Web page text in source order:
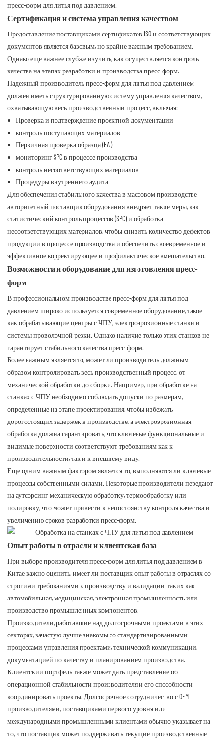
пресс-форм для литья под давлением.
Сертификация и система управления качеством
Предоставление поставщиками сертификатов ISO и соответствующих
документов является базовым, но крайне важным требованием.
Однако еще важнее глубже изучить, как осуществляется контроль
качества на этапах разработки и производства пресс-форм.
Надежный производитель пресс-форм для литья под давлением
должен иметь структурированную систему управления качеством,
охватывающую весь производственный процесс, включая:
Проверка и подтверждение проектной документации
контроль поступающих материалов
Первичная проверка образца (FAI)
мониторинг SPC в процессе производства
контроль несоответствующих материалов
Процедуры внутреннего аудита
Для обеспечения стабильного качества в массовом производстве
авторитетный поставщик оборудования внедряет такие меры, как
статистический контроль процессов (SPC) и обработка
несоответствующих материалов, чтобы снизить количество дефектов
продукции в процессе производства и обеспечить своевременное и
эффективное корректирующее и профилактическое вмешательство.
Возможности и оборудование для изготовления пресс-
форм
В профессиональном производстве пресс-форм для литья под
давлением широко используется современное оборудование, такое
как обрабатывающие центры с ЧПУ, электроэрозионные станки и
системы проволочной резки. Однако наличие только этих станков не
гарантирует стабильного качества пресс-форм.
Более важным является то, может ли производитель должным
образом контролировать весь производственный процесс, от
механической обработки до сборки. Например, при обработке на
станках с ЧПУ необходимо соблюдать допуски по размерам,
определенные на этапе проектирования, чтобы избежать
дорогостоящих задержек в производстве, а электроэрозионная
обработка должна гарантировать, что ключевые функциональные и
видимые поверхности соответствуют требованиям как к
производительности, так и к внешнему виду.
Еще одним важным фактором является то, выполняются ли ключевые
процессы собственными силами. Некоторые производители передают
на аутсорсинг механическую обработку, термообработку или
полировку, что может привести к непостоянству контроля качества и
увеличению сроков разработки пресс-форм.
Опыт работы в отрасли и клиентская база
При выборе производителя пресс-форм для литья под давлением в
Китае важно оценить, имеет ли поставщик опыт работы в отраслях со
строгими требованиями к производству и валидации, таких как
автомобильная, медицинская, электронная промышленность или
производство промышленных компонентов.
Производители, работавшие над долгосрочными проектами в этих
секторах, зачастую лучше знакомы со стандартизированными
процессами управления проектами, технической коммуникации,
документацией по качеству и планированием производства.
Клиентский портфель также может дать представление об
операционной стабильности производителя и его способности
координировать проекты. Долгосрочное сотрудничество с OEM-
производителями, поставщиками первого уровня или
международными промышленными клиентами обычно указывает на
то, что поставщик может поддерживать текущие производственные